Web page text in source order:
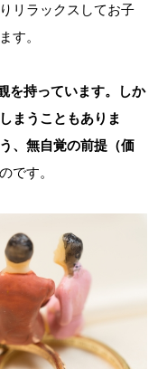
リラックスしてお子
す。
を持っています。しか
まうこともありま
、無自覚の前提（価
のです。